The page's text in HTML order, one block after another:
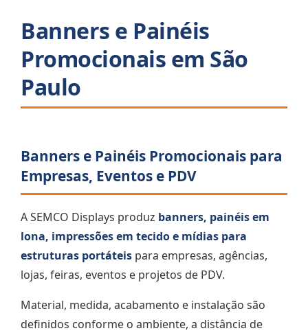
Banners e Painéis
Promocionais em São
Paulo
Banners e Painéis Promocionais para
Empresas, Eventos e PDV
A SEMCO Displays produz banners, painéis em
lona, impressões em tecido e mídias para
estruturas portáteis para empresas, agências,
lojas, feiras, eventos e projetos de PDV.
Material, medida, acabamento e instalação são
definidos conforme o ambiente, a distância de